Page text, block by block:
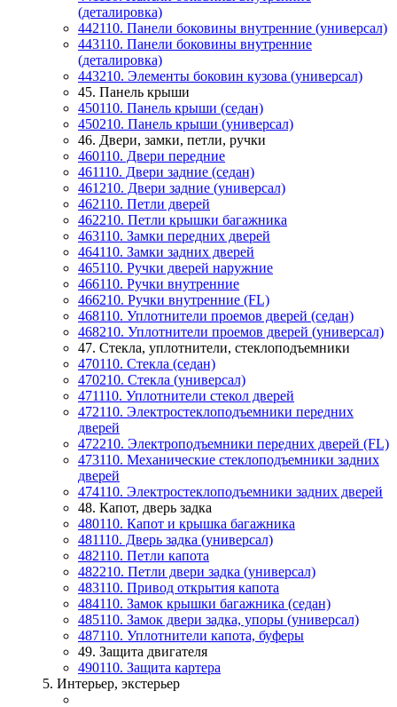
(деталировка)
442110. Панели боковины внутренние (универсал)
443110. Панели боковины внутренние
(деталировка)
443210. Элементы боковин кузова (универсал)
45. Панель крыши
450110. Панель крыши (седан)
450210. Панель крыши (универсал)
46. Двери, замки, петли, ручки
460110. Двери передние
461110. Двери задние (седан)
461210. Двери задние (универсал)
462110. Петли дверей
462210. Петли крышки багажника
463110. Замки передних дверей
464110. Замки задних дверей
465110. Ручки дверей наружние
466110. Ручки внутренние
466210. Ручки внутренние (FL)
468110. Уплотнители проемов дверей (седан)
468210. Уплотнители проемов дверей (универсал)
47. Стекла, уплотнители, стеклоподъемники
470110. Стекла (седан)
470210. Стекла (универсал)
471110. Уплотнители стекол дверей
472110. Электростеклоподъемники передних
дверей
472210. Электроподъемники передних дверей (FL)
473110. Механические стеклоподъемники задних
дверей
474110. Электростеклоподъемники задних дверей
48. Капот, дверь задка
480110. Капот и крышка багажника
481110. Дверь задка (универсал)
482110. Петли капота
482210. Петли двери задка (универсал)
483110. Привод открытия капота
484110. Замок крышки багажника (седан)
485110. Замок двери задка, упоры (универсал)
487110. Уплотнители капота, буферы
49. Защита двигателя
490110. Защита картера
5. Интерьер, экстерьер